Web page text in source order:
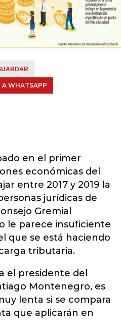
A WHATSAPP
en el primer
económicas del
entre 2017 y 2019 la
jurídicas de
Gremial
le parece insuficiente
que se está haciendo
tributaria.
el presidente del
Montenegro, es
lenta si se compara
que aplicarán en